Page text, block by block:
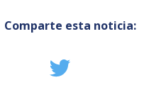
Comparte esta noticia: